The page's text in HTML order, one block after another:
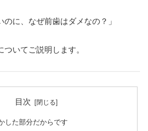
のに、なぜ前歯はダメなの？」
いてご説明します。
目次
した部分だからです